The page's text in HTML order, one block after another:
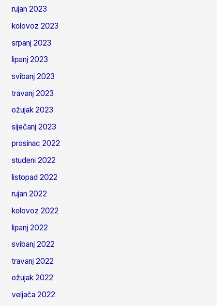
rujan 2023
kolovoz 2023
srpanj 2023
lipanj 2023
svibanj 2023
travanj 2023
ožujak 2023
siječanj 2023
prosinac 2022
studeni 2022
listopad 2022
rujan 2022
kolovoz 2022
lipanj 2022
svibanj 2022
travanj 2022
ožujak 2022
veljača 2022